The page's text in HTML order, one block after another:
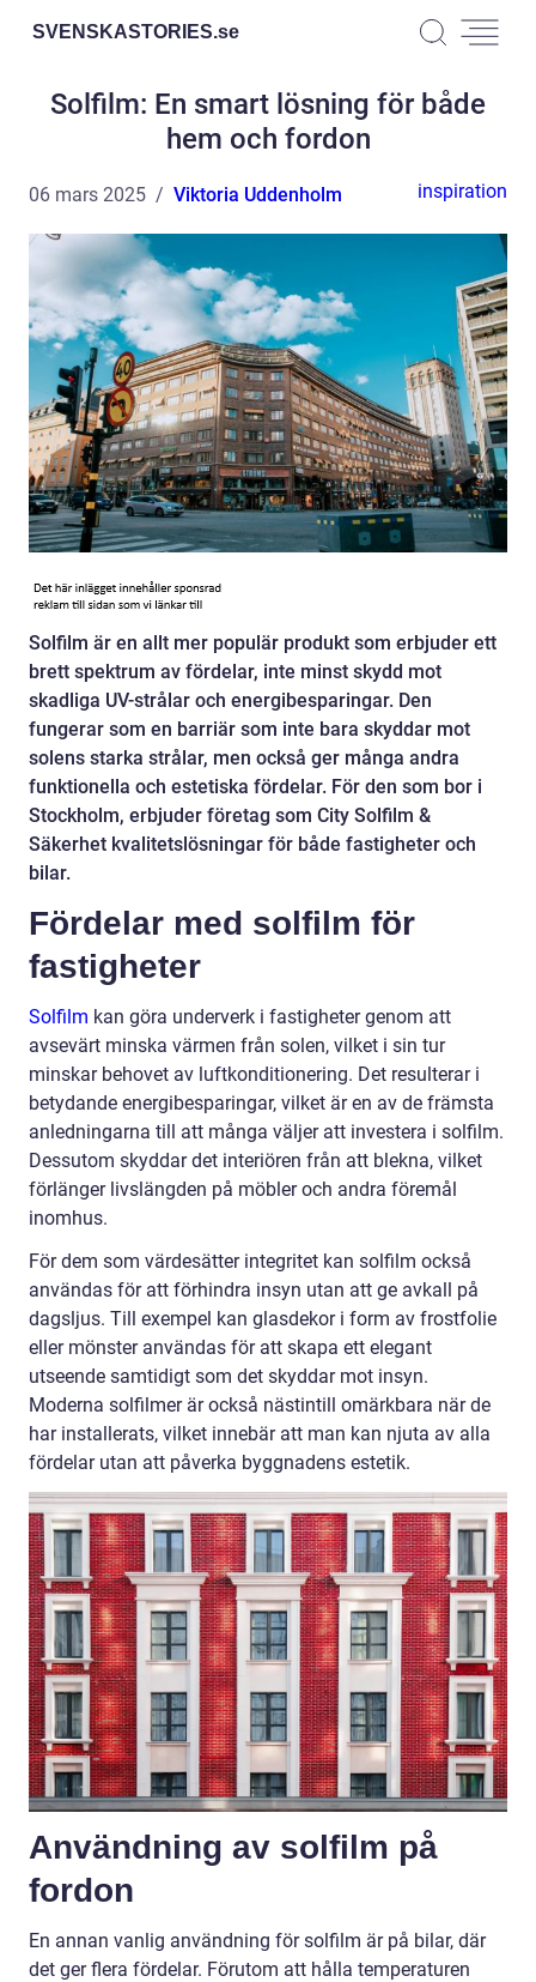
SVENSKASTORIES.se
Solfilm: En smart lösning för både
hem och fordon
06 mars 2025 Viktoria Uddenholm inspiration
Solfilm är en allt mer populär produkt som erbjuder ett
brett spektrum av fördelar, inte minst skydd mot
skadliga UV-strålar och energibesparingar. Den
fungerar som en barriär som inte bara skyddar mot
solens starka strålar, men också ger många andra
funktionella och estetiska fördelar. För den som bor i
Stockholm, erbjuder företag som City Solfilm &
Säkerhet kvalitetslösningar för både fastigheter och
bilar.
Fördelar med solfilm för
fastigheter
Solfilm kan göra underverk i fastigheter genom att
avsevärt minska värmen från solen, vilket i sin tur
minskar behovet av luftkonditionering. Det resulterar i
betydande energibesparingar, vilket är en av de främsta
anledningarna till att många väljer att investera i solfilm.
Dessutom skyddar det interiören från att blekna, vilket
förlänger livslängden på möbler och andra föremål
inomhus.
För dem som värdesätter integritet kan solfilm också
användas för att förhindra insyn utan att ge avkall på
dagsljus. Till exempel kan glasdekor i form av frostfolie
eller mönster användas för att skapa ett elegant
utseende samtidigt som det skyddar mot insyn.
Moderna solfilmer är också nästintill omärkbara när de
har installerats, vilket innebär att man kan njuta av alla
fördelar utan att påverka byggnadens estetik.
Användning av solfilm på
fordon
En annan vanlig användning för solfilm är på bilar, där
det ger flera fördelar. Förutom att hålla temperaturen